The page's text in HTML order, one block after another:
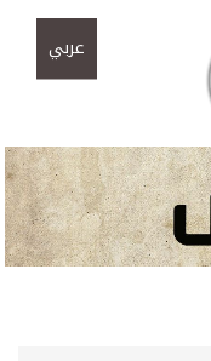
عربي